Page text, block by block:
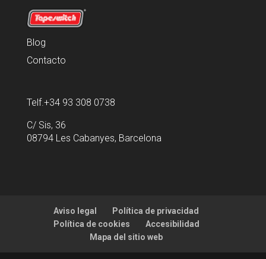
Blog
Contacto
Telf.+34 93 308 0738
C/ Sis, 36
08794 Les Cabanyes, Barcelona
Aviso legal
Política de privacidad
Política de cookies
Accesibilidad
Mapa del sitio web